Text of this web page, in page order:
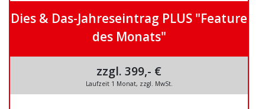
Dies & Das-Jahreseintrag PLUS "Feature
des Monats"
zzgl. 399,- €
Laufzeit 1 Monat, zzgl. MwSt.